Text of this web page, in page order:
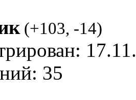
(+103, -14)
35